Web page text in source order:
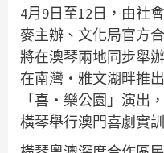
4月9日至12日，由社
麥主辦、文化局官方
將在澳琴兩地同步舉
在南灣‧雅文湖畔推
「喜‧樂公園」演出
橫琴舉行澳門喜劇實